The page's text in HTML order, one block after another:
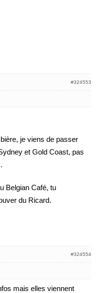
#324553
je viens de passer
et Gold Coast, pas
Belgian Café, tu
du Ricard.
#324554
mais elles viennent